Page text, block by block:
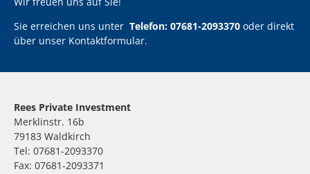
Sie erreichen uns unter Telefon: 07681-2093370 oder direkt
über unser Kontaktformular.
Rees Private Investment
Merklinstr. 16b
79183 Waldkirch
Tel: 07681-2093370
Fax: 07681-2093371